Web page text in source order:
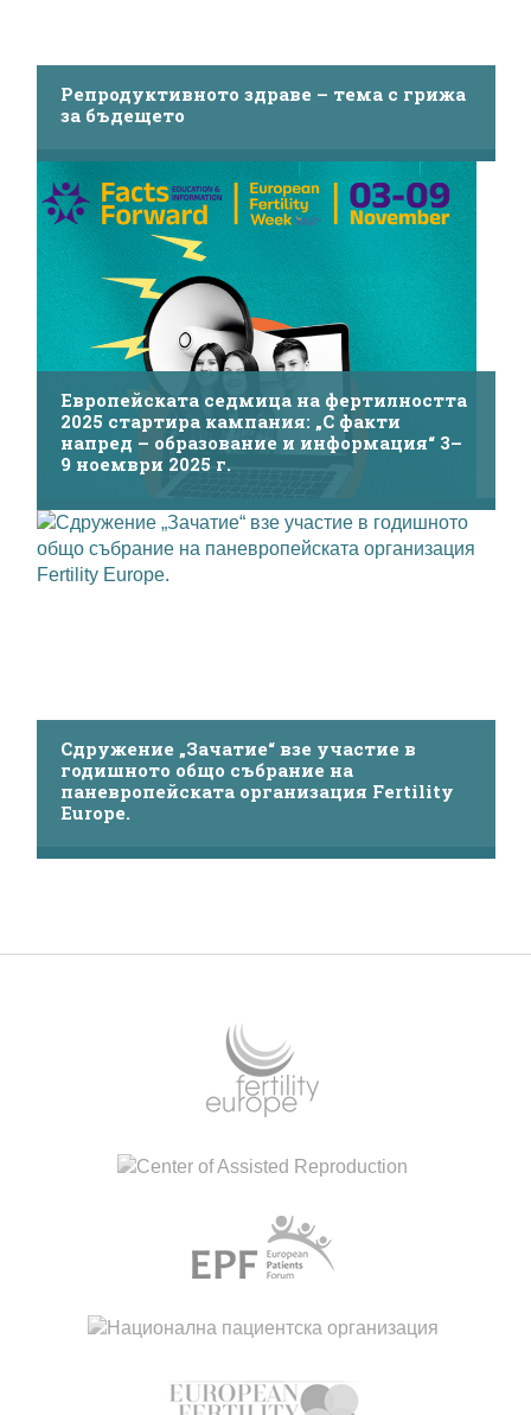
Репродуктивното здраве – тема с грижа
за бъдещето
Европейската седмица на фертилността
2025 стартира кампания: „С факти
напред – образование и информация“ 3–
9 ноември 2025 г.
Сдружение „Зачатие“ взе участие в
годишното общо събрание на
паневропейската организация Fertility
Europe.